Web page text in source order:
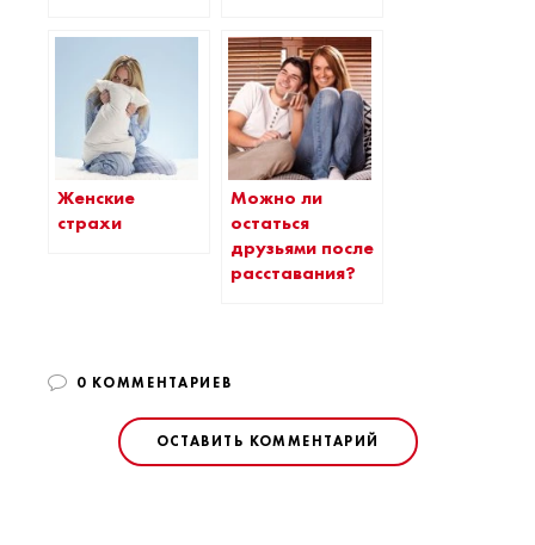
Женские
страхи
Можно ли
остаться
друзьями после
расставания?
0 КОММЕНТАРИЕВ
ОСТАВИТЬ КОММЕНТАРИЙ